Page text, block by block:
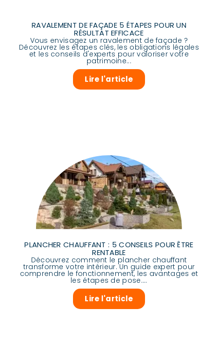
RAVALEMENT DE FAÇADE 5 ÉTAPES POUR UN
RÉSULTAT EFFICACE
Vous envisagez un ravalement de façade ?
Découvrez les étapes clés, les obligations légales
et les conseils d'experts pour valoriser votre
patrimoine...
Lire l'article
PLANCHER CHAUFFANT : 5 CONSEILS POUR ÊTRE
RENTABLE
Découvrez comment le plancher chauffant
transforme votre intérieur. Un guide expert pour
comprendre le fonctionnement, les avantages et
les étapes de pose....
Lire l'article